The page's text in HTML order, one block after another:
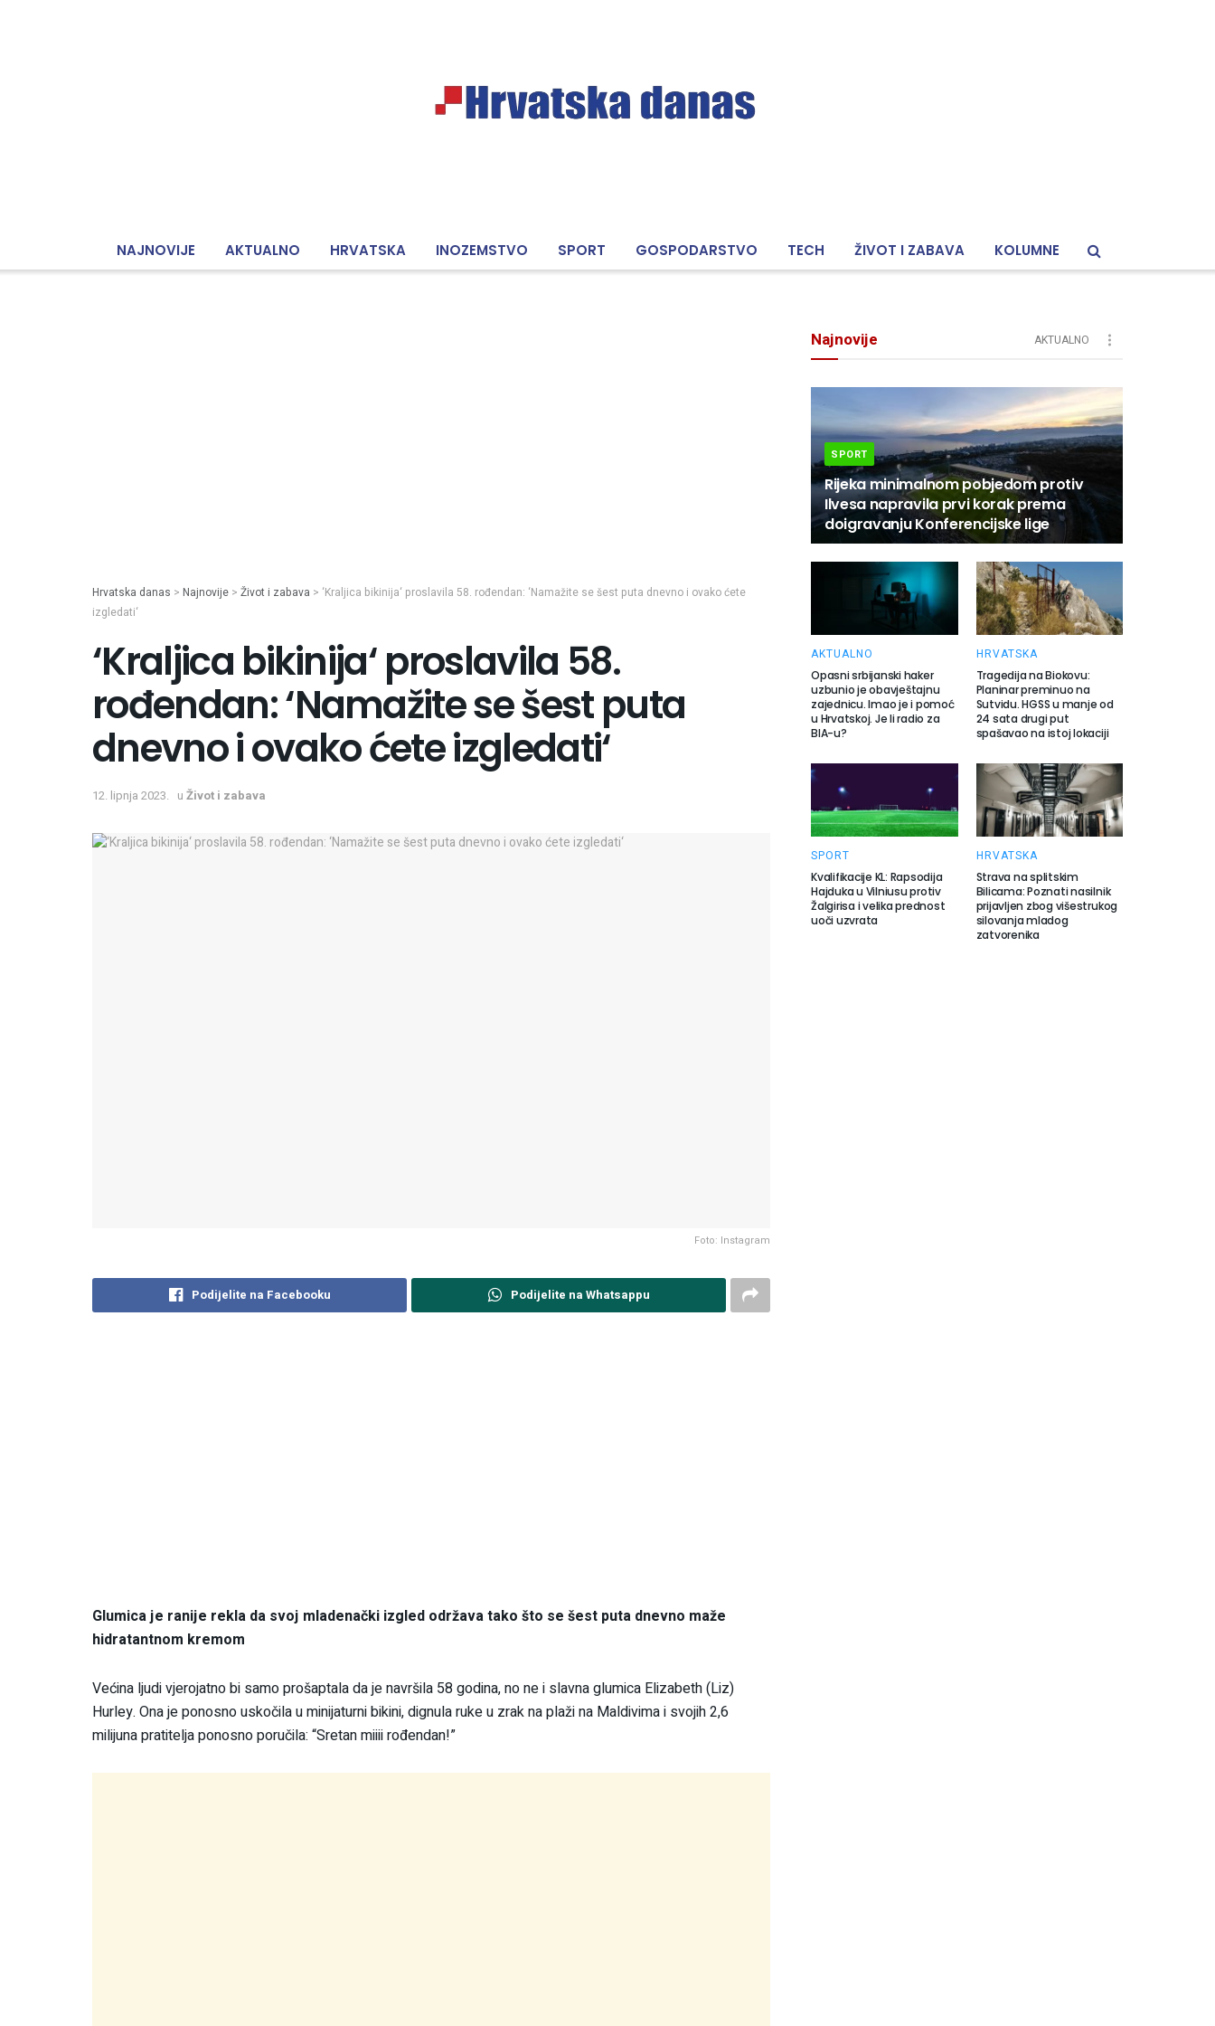
NAJNOVIJE AKTUALNO HRVATSKA INOZEMSTVO SPORT GOSPODARSTVO TECH ŽIVOT I ZABAVA KOLUMNE
Hrvatska danas > Najnovije > Život i zabava > ‘Kraljica bikinija‘ proslavila 58. rođendan: ‘Namažite se šest puta dnevno i ovako ćete
izgledati‘
‘Kraljica bikinija‘ proslavila 58.
rođendan: ‘Namažite se šest puta
dnevno i ovako ćete izgledati‘
12. lipnja 2023. u Život i zabava
Foto: Instagram
Podijelite na Facebooku Podijelite na Whatsappu
Glumica je ranije rekla da svoj mladenački izgled održava tako što se šest puta dnevno maže
hidratantnom kremom
Većina ljudi vjerojatno bi samo prošaptala da je navršila 58 godina, no ne i slavna glumica Elizabeth (Liz)
Hurley. Ona je ponosno uskočila u minijaturni bikini, dignula ruke u zrak na plaži na Maldivima i svojih 2,6
milijuna pratitelja ponosno poručila: “Sretan miiii rođendan!”
Najnovije AKTUALNO
SPORT
Rijeka minimalnom pobjedom protiv
Ilvesa napravila prvi korak prema
doigravanju Konferencijske lige
AKTUALNO
Opasni srbijanski haker
uzbunio je obavještajnu
zajednicu. Imao je i pomoć
u Hrvatskoj. Je li radio za
BIA-u?
HRVATSKA
Tragedija na Biokovu:
Planinar preminuo na
Sutvidu. HGSS u manje od
24 sata drugi put
spašavao na istoj lokaciji
SPORT
Kvalifikacije KL: Rapsodija
Hajduka u Vilniusu protiv
Žalgirisa i velika prednost
uoči uzvrata
HRVATSKA
Strava na splitskim
Bilicama: Poznati nasilnik
prijavljen zbog višestrukog
silovanja mladog
zatvorenika